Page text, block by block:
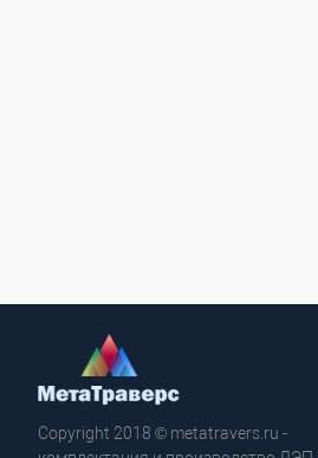
Copyright 2018 © metatravers.ru -